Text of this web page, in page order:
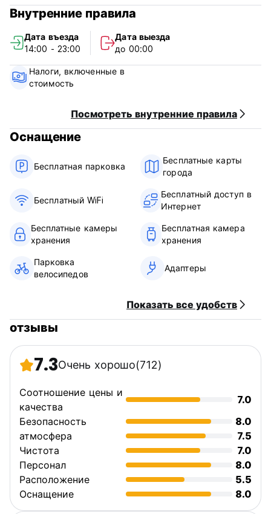
Наш хостел, недавно отремонтированный в характерном
выбором для бюджетного проживания, не жертвуя
отличными впечатлениями и комфортом.
Если вы хотите отменить бронирование, вам необходимо
сообщить нам об этом заранее. Спасибо. (Auto-translated
Внутренние правила
Дата въезда
14:00 - 23:00
Дата выезда
до 00:00
Налоги, включенные в
стоимость
Посмотреть внутренние правила
Оснащение
Бесплатная парковка
Бесплатные карты
города
Бесплатный WiFi
Бесплатный доступ в
Интернет
Бесплатные камеры
хранения
Бесплатная камера
хранения
Парковка
велосипедов
Адаптеры
Показать все удобств
отзывы
7.3Очень хорошо(712)
Соотношение цены и
качества
7.0
Безопасность
8.0
атмосфера
7.5
Чистота
7.0
Персонал
8.0
Расположение
5.5
Оснащение
8.0